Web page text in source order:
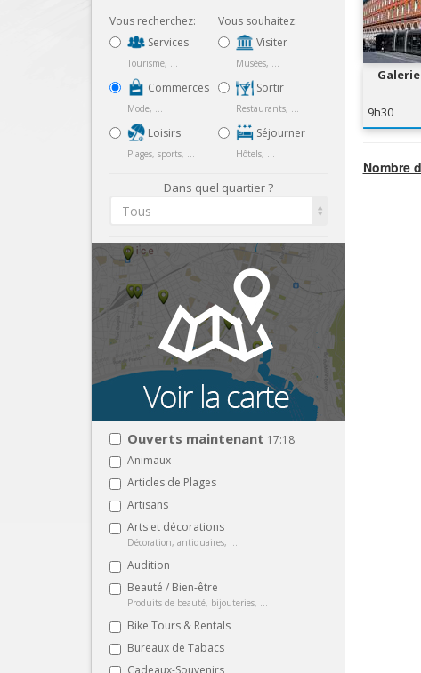
Vous recherchez:
Services
Tourisme, ...
Commerces
Mode, ...
Loisirs
Plages, sports, ...
Vous souhaitez:
Visiter
Musées, ...
Sortir
Restaurants, ...
Séjourner
Hôtels, ...
Dans quel quartier ?
Tous
Ouverts maintenant 17:18
Animaux
Articles de Plages
Artisans
Arts et décorations
Décoration, antiquaires, ...
Audition
Beauté / Bien-être
Produits de beauté, bijouteries, ...
Bike Tours & Rentals
Bureaux de Tabacs
Cadeaux-Souvenirs
9h30
Nombre